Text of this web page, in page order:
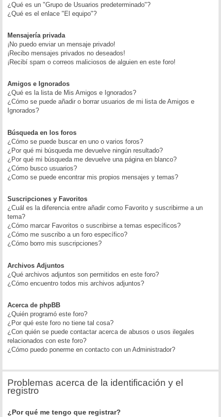
¿Qué es un "Grupo de Usuarios predeterminado"?
¿Qué es el enlace "El equipo"?
Mensajería privada
¡No puedo enviar un mensaje privado!
¡Recibo mensajes privados no deseados!
¡Recibí spam o correos maliciosos de alguien en este foro!
Amigos e Ignorados
¿Qué es la lista de Mis Amigos e Ignorados?
¿Cómo se puede añadir o borrar usuarios de mi lista de Amigos e
Ignorados?
Búsqueda en los foros
¿Cómo se puede buscar en uno o varios foros?
¿Por qué mi búsqueda me devuelve ningún resultado?
¿Por qué mi búsqueda me devuelve una página en blanco?
¿Cómo busco usuarios?
¿Como se puede encontrar mis propios mensajes y temas?
Suscripciones y Favoritos
¿Cuál es la diferencia entre añadir como Favorito y suscribirme a un
tema?
¿Cómo marcar Favoritos o suscribirse a temas específicos?
¿Cómo me suscribo a un foro específico?
¿Cómo borro mis suscripciones?
Archivos Adjuntos
¿Qué archivos adjuntos son permitidos en este foro?
¿Cómo encuentro todos mis archivos adjuntos?
Acerca de phpBB
¿Quién programó este foro?
¿Por qué este foro no tiene tal cosa?
¿Con quién se puede contactar acerca de abusos o usos ilegales
relacionados con este foro?
¿Cómo puedo ponerme en contacto con un Administrador?
Problemas acerca de la identificación y el
registro
¿Por qué me tengo que registrar?